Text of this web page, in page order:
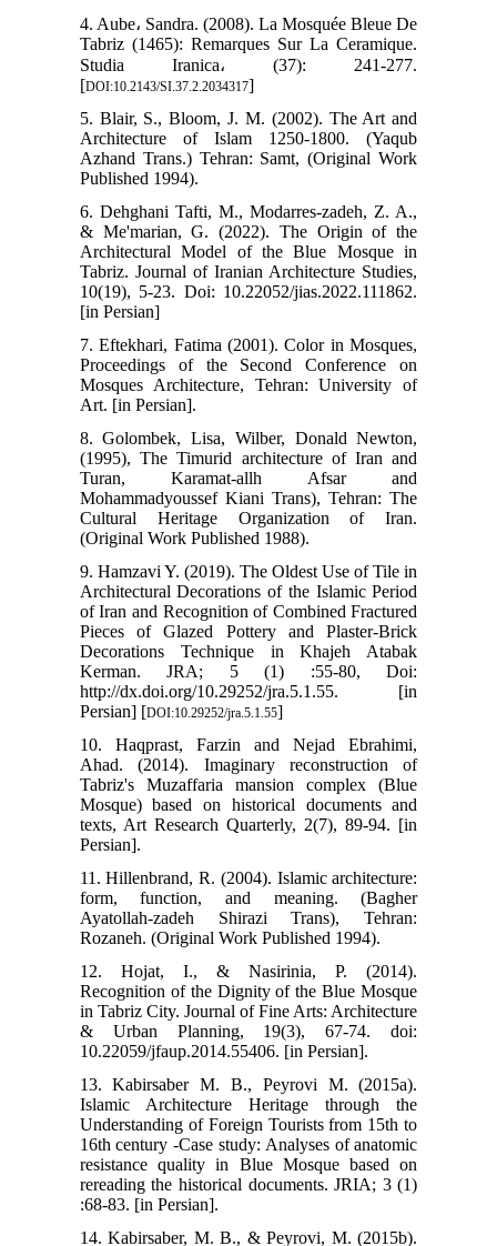
4. Aube، Sandra. (2008). La Mosquée Bleue De
Tabriz (1465): Remarques Sur La Ceramique.
Studia Iranica، (37): 241-277.
[DOI:10.2143/SI.37.2.2034317]
5. Blair, S., Bloom, J. M. (2002). The Art and
Architecture of Islam 1250-1800. (Yaqub
Azhand Trans.) Tehran: Samt, (Original Work
Published 1994).
6. Dehghani Tafti, M., Modarres-zadeh, Z. A.,
& Me'marian, G. (2022). The Origin of the
Architectural Model of the Blue Mosque in
Tabriz. Journal of Iranian Architecture Studies,
10(19), 5-23. Doi: 10.22052/jias.2022.111862.
[in Persian]
7. Eftekhari, Fatima (2001). Color in Mosques,
Proceedings of the Second Conference on
Mosques Architecture, Tehran: University of
Art. [in Persian].
8. Golombek, Lisa, Wilber, Donald Newton,
(1995), The Timurid architecture of Iran and
Turan, Karamat-allh Afsar and
Mohammadyoussef Kiani Trans), Tehran: The
Cultural Heritage Organization of Iran.
(Original Work Published 1988).
9. Hamzavi Y. (2019). The Oldest Use of Tile in
Architectural Decorations of the Islamic Period
of Iran and Recognition of Combined Fractured
Pieces of Glazed Pottery and Plaster-Brick
Decorations Technique in Khajeh Atabak
Kerman. JRA; 5 (1) :55-80, Doi:
http://dx.doi.org/10.29252/jra.5.1.55. [in
Persian] [DOI:10.29252/jra.5.1.55]
10. Haqprast, Farzin and Nejad Ebrahimi,
Ahad. (2014). Imaginary reconstruction of
Tabriz's Muzaffaria mansion complex (Blue
Mosque) based on historical documents and
texts, Art Research Quarterly, 2(7), 89-94. [in
Persian].
11. Hillenbrand, R. (2004). Islamic architecture:
form, function, and meaning. (Bagher
Ayatollah-zadeh Shirazi Trans), Tehran:
Rozaneh. (Original Work Published 1994).
12. Hojat, I., & Nasirinia, P. (2014).
Recognition of the Dignity of the Blue Mosque
in Tabriz City. Journal of Fine Arts: Architecture
& Urban Planning, 19(3), 67-74. doi:
10.22059/jfaup.2014.55406. [in Persian].
13. Kabirsaber M. B., Peyrovi M. (2015a).
Islamic Architecture Heritage through the
Understanding of Foreign Tourists from 15th to
16th century -Case study: Analyses of anatomic
resistance quality in Blue Mosque based on
rereading the historical documents. JRIA; 3 (1)
:68-83. [in Persian].
14. Kabirsaber, M. B., & Peyrovi, M. (2015b).